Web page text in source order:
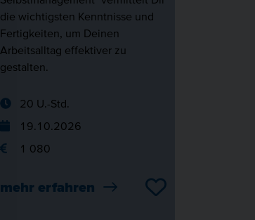
die wichtigsten Kenntnisse und
Fertigkeiten, um Deinen
Arbeitsalltag effektiver zu
gestalten.
20 U.-Std.
19.10.2026
1 080
mehr erfahren